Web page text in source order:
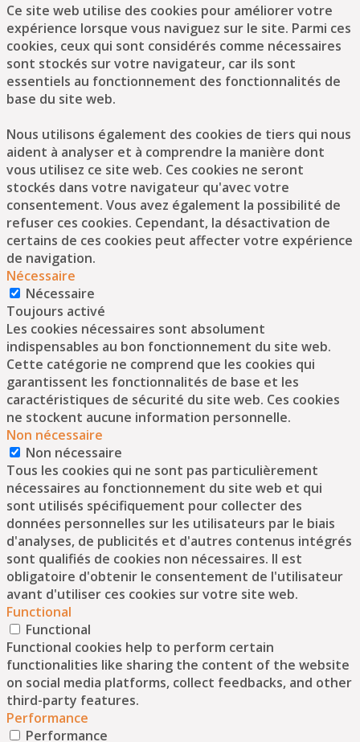
Ce site web utilise des cookies pour améliorer votre
expérience lorsque vous naviguez sur le site. Parmi ces
cookies, ceux qui sont considérés comme nécessaires
sont stockés sur votre navigateur, car ils sont
essentiels au fonctionnement des fonctionnalités de
base du site web.
Nous utilisons également des cookies de tiers qui nous
aident à analyser et à comprendre la manière dont
vous utilisez ce site web. Ces cookies ne seront
stockés dans votre navigateur qu'avec votre
consentement. Vous avez également la possibilité de
refuser ces cookies. Cependant, la désactivation de
certains de ces cookies peut affecter votre expérience
de navigation.
Nécessaire
Nécessaire
Toujours activé
Les cookies nécessaires sont absolument
indispensables au bon fonctionnement du site web.
Cette catégorie ne comprend que les cookies qui
garantissent les fonctionnalités de base et les
caractéristiques de sécurité du site web. Ces cookies
ne stockent aucune information personnelle.
Non nécessaire
Non nécessaire
Tous les cookies qui ne sont pas particulièrement
nécessaires au fonctionnement du site web et qui
sont utilisés spécifiquement pour collecter des
données personnelles sur les utilisateurs par le biais
d'analyses, de publicités et d'autres contenus intégrés
sont qualifiés de cookies non nécessaires. Il est
obligatoire d'obtenir le consentement de l'utilisateur
avant d'utiliser ces cookies sur votre site web.
Functional
Functional
Functional cookies help to perform certain
functionalities like sharing the content of the website
on social media platforms, collect feedbacks, and other
third-party features.
Performance
Performance